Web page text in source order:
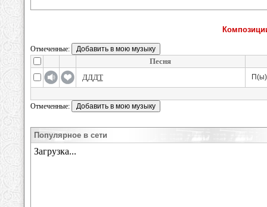
Отмеченные:
Песня
ДДДТ
Отмеченные:
Популярное в сети